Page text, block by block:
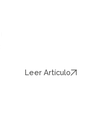
Leer Artículo